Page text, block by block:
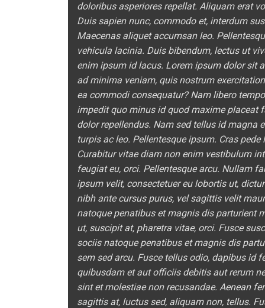
doloribus asperiores repellat. Aliquam erat
Duis sapien nunc, commodo et, interdum
Maecenas aliquet accumsan leo.
vehicula lacinia. Duis bibendum, lectus ut
enim ipsum id lacus. Lorem ipsum dolor sit
ad minima veniam, quis nostrum
ea commodi consequatur? Nam libero
impedit quo minus id quod maxime placeat
dolor repellendus. Nam sed tellus id magna
turpis ac leo. Pellentesque ipsum. Cras
Curabitur vitae diam non enim vestibulum
feugiat eu, orci. Pellentesque arcu. Nullam
ipsum velit, consectetuer eu lobortis ut,
nibh ante cursus purus, vel sagittis velit
natoque penatibus et magnis dis parturient
ut, suscipit at, pharetra vitae, orci. Fusce
sociis natoque penatibus et magnis dis
sem sed arcu. Fusce tellus odio, dapibus id
quibusdam et aut officiis debitis aut rerum
sint et molestiae non recusandae. Aenean
sagittis at, luctus sed, aliquam non, tellus.